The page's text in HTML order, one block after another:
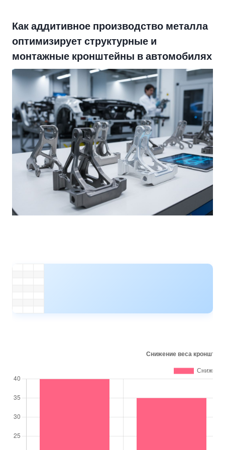
Как аддитивное производство металла
оптимизирует структурные и
монтажные кронштейны в автомобилях